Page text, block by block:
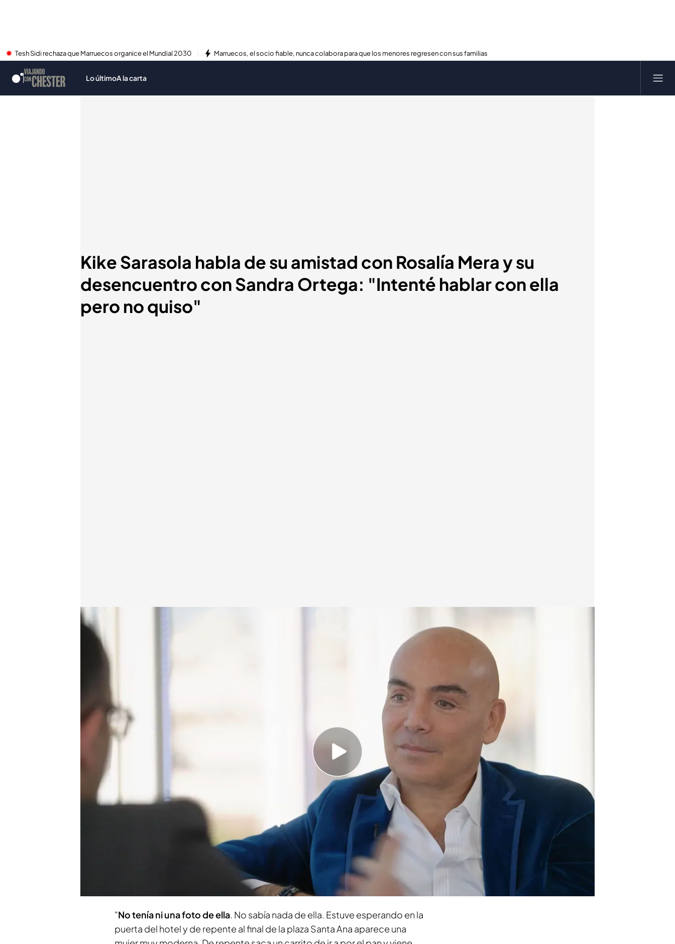
Tesh Sidi rechaza que Marruecos organice el Mundial 2030 Marruecos, el socio fiable, nunca colabora para que los menores regresen con sus familias
Lo últimoA la carta
Kike Sarasola habla de su amistad con Rosalía Mera y su
desencuentro con Sandra Ortega: "Intenté hablar con ella
pero no quiso"
Kike Sarasola
Rosalia Mera fue la mujer más rica de España, según la revista Forbes
La primera mujer de Amancio Ortega fue socia de Kike Sarasola
Ver 'Viajando con Chester' (21/03/2023) online en Cuatro: Jordi Alba y
Kike Sarasola
se ha sentado en el sofá de 'Viajando con Chester'
y ha
hablado de la que fuera su socia Rosalía Mera. "Tuve un problema con mi
socia, Rosalía Mera. Era la mujer más rica de España. Era una mujer
fantástica, inteligente, que se enamoró del proyecto. Estaba haciendo
una ampliación de capital para mis hoteles y me llaman y me dicen que me
quiere conocer", recuerda el empresario.
"No tenía ni una foto de ella. No sabía nada de ella. Estuve esperando en la
puerta del hotel y de repente al final de la plaza Santa Ana aparece una